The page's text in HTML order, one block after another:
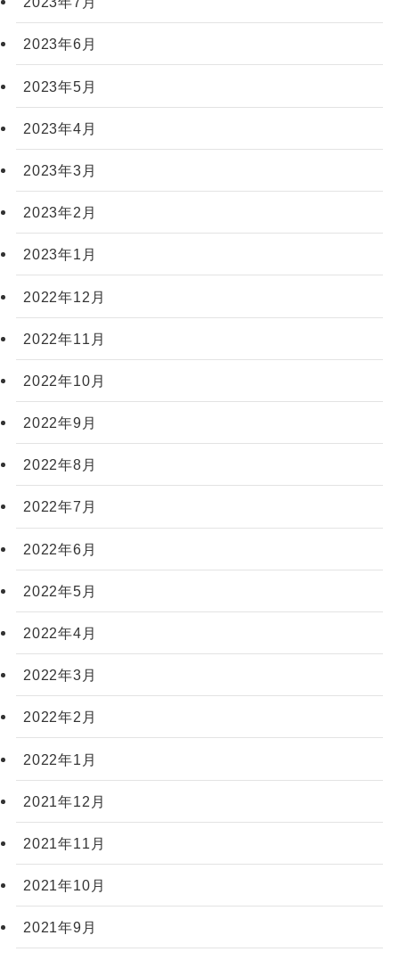
2023年6月
2023年5月
2023年4月
2023年3月
2023年2月
2023年1月
2022年12月
2022年11月
2022年10月
2022年9月
2022年8月
2022年7月
2022年6月
2022年5月
2022年4月
2022年3月
2022年2月
2022年1月
2021年12月
2021年11月
2021年10月
2021年9月